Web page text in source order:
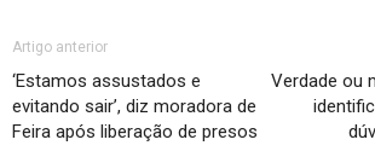
Artigo anterior
‘Estamos assustados e
evitando sair’, diz moradora de
Feira após liberação de presos
Verdade ou